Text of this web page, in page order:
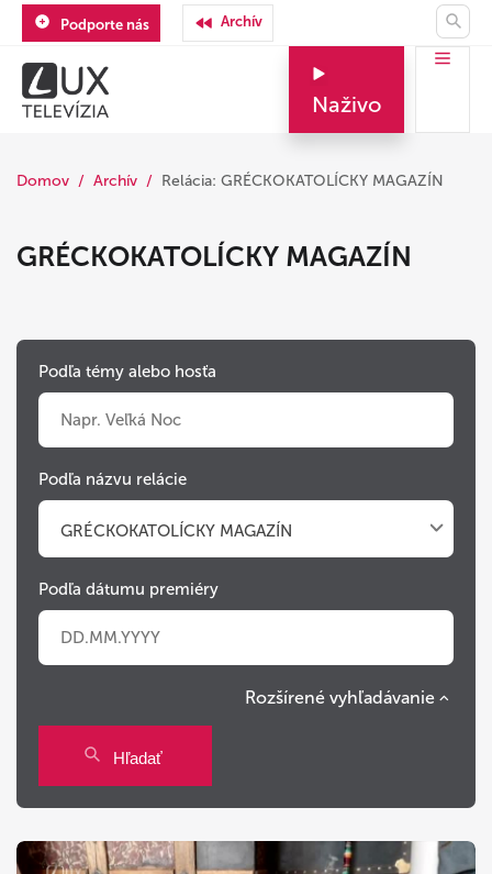
Podporte nás Archív
Naživo
Domov Archív Relácia: GRÉCKOKATOLÍCKY MAGAZÍN
GRÉCKOKATOLÍCKY MAGAZÍN
Podľa témy alebo hosťa
Podľa názvu relácie
GRÉCKOKATOLÍCKY MAGAZÍN
Podľa dátumu premiéry
Po Ut
27 28 29
10 11 12 14 15 16
Rozšírené vyhľadávanie
Hľadať